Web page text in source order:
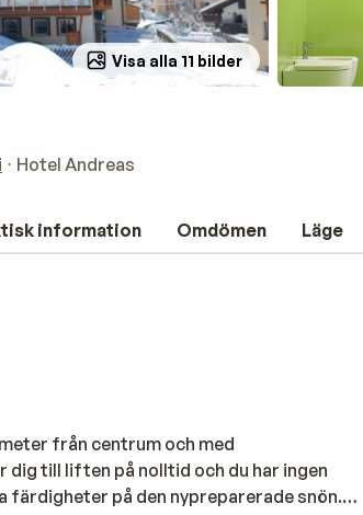
Visa alla 11 bilder
Hotel Andreas
information Omdömen Läge
från centrum och med
till liften på nolltid och du har ingen
på den nypreparerade snön.